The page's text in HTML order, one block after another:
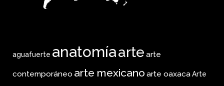
aguafuerte anatomíaarte arte
contemporáneo arte mexicano arte oaxacaArte